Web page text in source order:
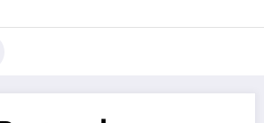
Trivela
L'actualité du football